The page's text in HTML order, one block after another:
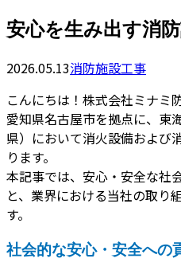
安心を生み出す消
2026.05.13消防施設工事
こんにちは！株式会社ミナミ
愛知県名古屋市を拠点に、東
県）において消火設備および
ります。
本記事では、安心・安全な社
と、業界における当社の取り
す。
社会的な安心・安全への